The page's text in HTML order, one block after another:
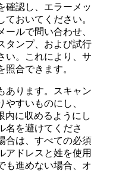
確認し、エラーメッ
おいてください。
ルで問い合わせ、
タンプ、および試行
い。これにより、サ
合できます。
あります。スキャン
すいものにし、
内に収めるようにし
名を避けてくださ
合は、すべての必須
アドレスと姓を使用
も進めない場合、オ